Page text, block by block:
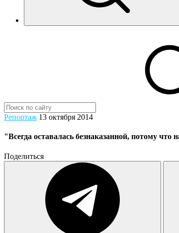
Репортаж 13 октября 2014
"Всегда оставалась безнаказанной, потому
Поделиться